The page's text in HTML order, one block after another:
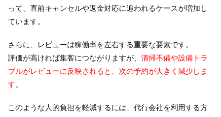
って、直前キャンセルや返金対応に追われるケースが増加し
ています。
さらに、レビューは稼働率を左右する重要な要素です。
評価が高ければ集客につながりますが、 清掃不備や設備トラ
ブルがレビューに反映されると、次の予約が大きく減少しま
す。
このような人的負担を軽減するには、代行会社を利用する方